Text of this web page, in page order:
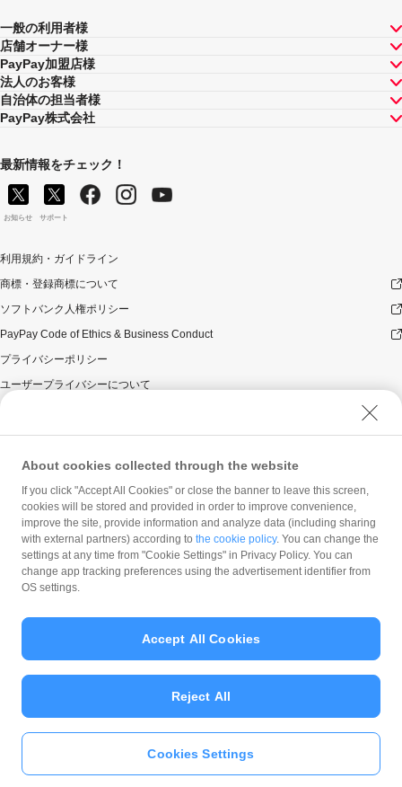
PayPayアプリをダウンロ
ード＞＞
一般の利用者様
店舗オーナー様
PayPay加盟店様
法人のお客様
自治体の担当者様
PayPay株式会社
最新情報をチェック！
お知らせ サポート
利用規約・ガイドライン
商標・登録商標について
ソフトバンク人権ポリシー
PayPay Code of Ethics & Business Conduct
プライバシーポリシー
ユーザープライバシーについて
ウェブサイト利用規約
反社会的勢力に対する方針
勧誘方針
マネロン等基本方針
カスタマーハラスメントに関する当社の考え方
© PayPay Corporation
About cookies collected through the website
If you click "Accept All Cookies" or close the banner to leave this screen,
cookies will be stored and provided in order to improve convenience,
improve the site, provide information and analyze data (including sharing
with external partners) according to the cookie policy. You can change the
settings at any time from "Cookie Settings" in Privacy Policy. You can
change app tracking preferences using the advertisement identifier from
OS settings.
Cookies Settings
Reject All
Accept All Cookies